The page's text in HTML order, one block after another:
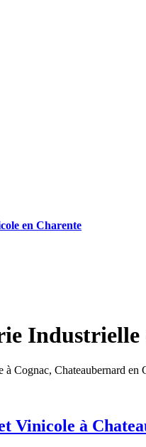
en Charente
Industrielle
Cognac, Chateaubernard en
Vinicole à